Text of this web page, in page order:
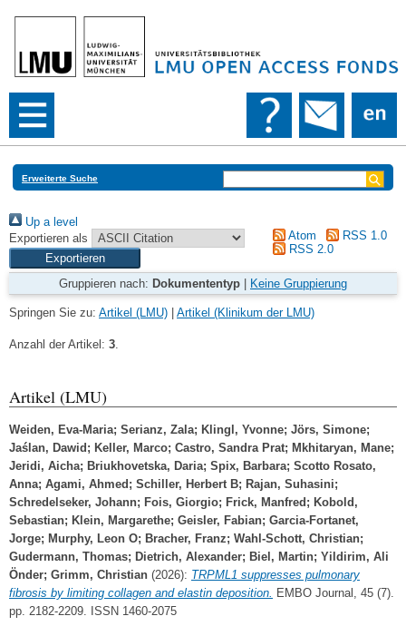
Erweiterte Suche
Up a level
Exportieren als
Atom
RSS 1.0
RSS 2.0
Gruppieren nach: Dokumententyp Keine Gruppierung
Springen Sie zu: Artikel (LMU) Artikel (Klinikum der LMU)
Anzahl der Artikel: 3.
Artikel (LMU)
Weiden, Eva-Maria; Serianz, Zala; Klingl, Yvonne; Jörs, Simone;
Jaślan, Dawid ; Keller, Marco; Castro, Sandra Prat; Mkhitaryan, Mane;
Jeridi, Aicha; Briukhovetska, Daria; Spix, Barbara; Scotto Rosato,
Anna; Agami, Ahmed ; Schiller, Herbert B; Rajan, Suhasini;
Schredelseker, Johann; Fois, Giorgio; Frick, Manfred ; Kobold,
Sebastian; Klein, Margarethe; Geisler, Fabian; Garcia-Fortanet,
Jorge; Murphy, Leon O; Bracher, Franz; Wahl-Schott, Christian;
Gudermann, Thomas; Dietrich, Alexander; Biel, Martin; Yildirim, Ali
Önder; Grimm, Christian (2026): TRPML1 suppresses pulmonary
fibrosis by limiting collagen and elastin deposition. EMBO Journal, 45 (7).
pp. 2182-2209. ISSN 1460-2075